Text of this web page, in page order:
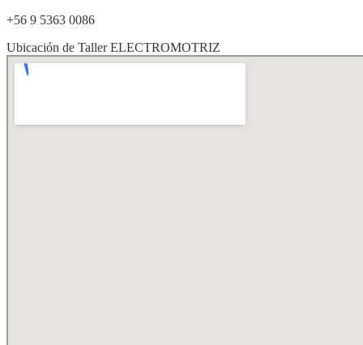
+56 9 5363 0086
Ubicación de Taller ELECTROMOTRIZ